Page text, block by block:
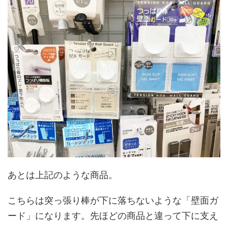
あとは上記のような商品。
こちらは突っ張り棒が下に落ちないような「壁面ガ
ード」になります。先ほどの商品と違って下に支え